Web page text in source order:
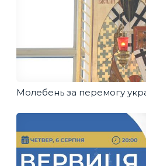
Молебень за перемогу